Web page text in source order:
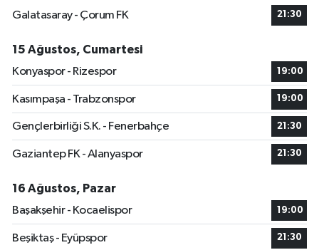
Galatasaray - Çorum FK
21:30
15 Ağustos, Cumartesi
Konyaspor - Rizespor
19:00
Kasımpaşa - Trabzonspor 19:00
Gençlerbirliği S.K. - Fenerbahçe 21:30
Gaziantep FK - Alanyaspor 21:30
16 Ağustos, Pazar
Başakşehir - Kocaelispor
19:00
Beşiktaş - Eyüpspor 21:30